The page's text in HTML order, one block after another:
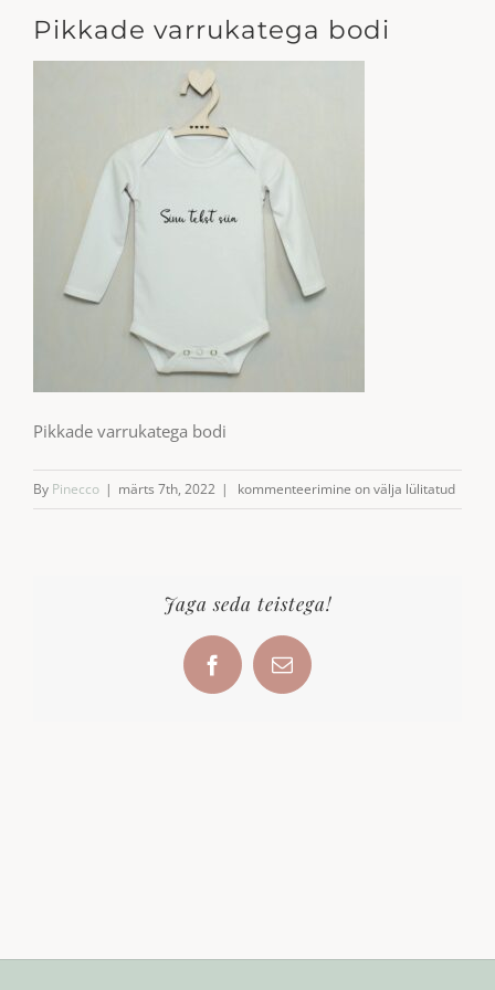
Pikkade varrukatega bodi
Pikkade varrukatega bodi
By Pinecco | märts 7th, 2022 |
Pikkade
varrukatega
kommenteerimine on välja lülitatud
Jaga seda teistega!
FacebookEmail